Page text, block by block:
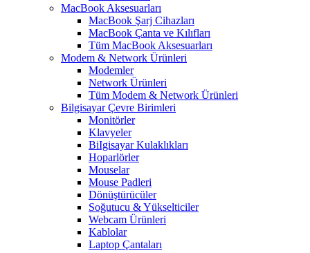
MacBook Aksesuarları
MacBook Şarj Cihazları
MacBook Çanta ve Kılıfları
Tüm MacBook Aksesuarları
Modem & Network Ürünleri
Modemler
Network Ürünleri
Tüm Modem & Network Ürünleri
Bilgisayar Çevre Birimleri
Monitörler
Klavyeler
BiIgisayar Kulaklıkları
Hoparlörler
Mouselar
Mouse Padleri
Dönüştürücüler
Soğutucu & Yükselticiler
Webcam Ürünleri
Kablolar
Laptop Çantaları